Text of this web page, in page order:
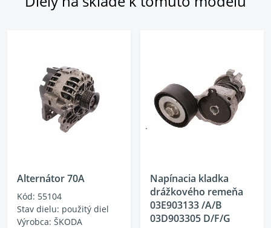
Alternátor 70A
Kód: 55104
Stav dielu: použitý diel
Výrobca: ŠKODA
Napínacia kladka
drážkového remeňa
03E903133 /A/B
03D903305 D/F/G